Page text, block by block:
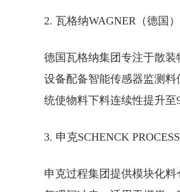
2. 瓦格纳WAGNER（德国）
德国瓦格纳集团专注于散装
设备配备智能传感器监测
统使物料下料连续性提升至
3. 申克SCHENCK
申克过程集团提供模块化